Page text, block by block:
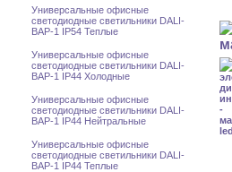
Универсальные офисные
светодиодные светильники DALI-
BAP-1 IP54 Теплые
Универсальные офисные
светодиодные светильники DALI-
BAP-1 IP44 Холодные
Универсальные офисные
светодиодные светильники DALI-
BAP-1 IP44 Нейтральные
Универсальные офисные
светодиодные светильники DALI-
BAP-1 IP44 Теплые